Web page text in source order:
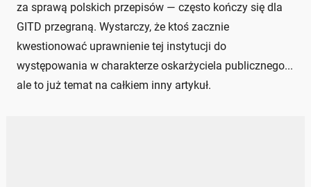
za sprawą polskich przepisów — często kończy się dla
GITD przegraną. Wystarczy, że ktoś zacznie
kwestionować uprawnienie tej instytucji do
występowania w charakterze oskarżyciela publicznego...
ale to już temat na całkiem inny artykuł.